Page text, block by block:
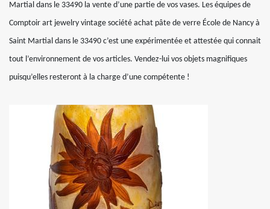
Martial dans le 33490 la vente d’une partie de vos vases. Les équipes de
Comptoir art jewelry vintage société achat pâte de verre École de Nancy à
Saint Martial dans le 33490 c’est une expérimentée et attestée qui connait
tout l’environnement de vos articles. Vendez-lui vos objets magnifiques
puisqu’elles resteront à la charge d’une compétente !